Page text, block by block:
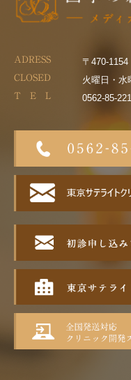
ADRESS 〒470-
CLOSED 火曜日・水
T E L 0562-85-